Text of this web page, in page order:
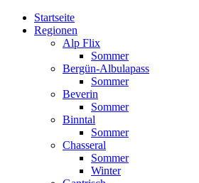
Startseite
Regionen
Alp Flix
Sommer
Bergün-Albulapass
Sommer
Beverin
Sommer
Binntal
Sommer
Chasseral
Sommer
Winter